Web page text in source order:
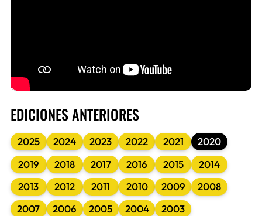
EDICIONES ANTERIORES
2025 2024 2023 2022 2021
2020
2019
2018 2017 2016 2015
2014
2013
2012 2011 2010 2009
2008
2007
2006 2005 2004 2003